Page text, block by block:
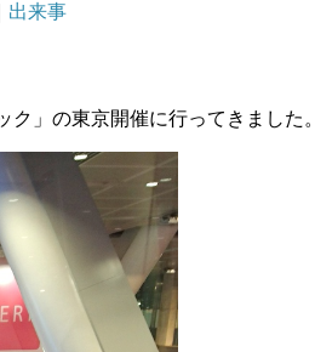
出来事
」の東京開催に行ってきました。